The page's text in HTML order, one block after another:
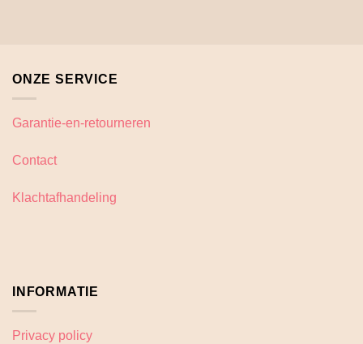
ONZE SERVICE
Garantie-en-retourneren
Contact
Klachtafhandeling
INFORMATIE
Privacy policy